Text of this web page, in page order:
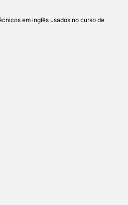
em inglês usados no curso de